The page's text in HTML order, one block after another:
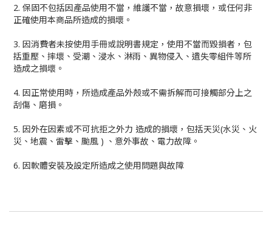
2. 保固不包括因產品使用不當，維護不當，故意損壞，或任何非
正確使用本商品所造成的損壞。
3. 因消費者未按使用手冊或說明書規定，使用不當而毀損者，包
括重壓、摔壞、受潮、浸水、淋雨、異物侵入、遺失零組件等所
造成之損壞。
4. 因正常使用時，所造成產品外殼或不需拆解而可接觸部分上之
刮傷、磨損。
5. 因外在因素或不可抗拒之外力 造成的損壞，包括天災(水災、火
災、地震、雷擊、颱風 ) 、意外事故、電力故障。
6. 因軟體安裝及設定所造成之使用問題與故障